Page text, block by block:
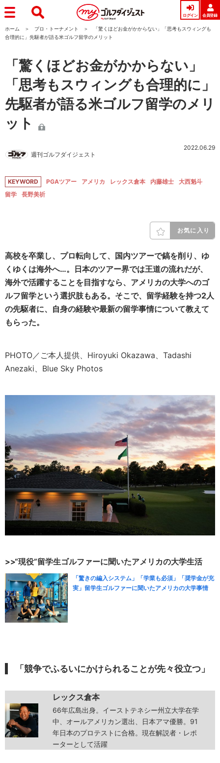
ログイン 会員登録
ホーム プロ・トーナメント
「驚くほどお金がかからない」「思考もスウィングも
合理的に」先駆者が語る米ゴルフ留学のメリット
「驚くほどお金がかからない」
「思考もスウィングも合理的に」
先駆者が語る米ゴルフ留学のメリ
ット
週刊ゴルフダイジェスト
2022.06.29
KEYWORD PGAツアー アメリカ レックス倉本 内藤雄士
大西魁斗
留学
長野美祈
お気に入り
高校を卒業し、プロ転向して、国内ツアーで鎬を削り、ゆ
くゆくは海外へ…。日本のツアー界では王道の流れだが、
海外で活躍することを目指すなら、アメリカの大学へのゴ
ルフ留学という選択肢もある。そこで、留学経験を持つ2人
の先駆者に、自身の経験や最新の留学事情について教えて
もらった。
PHOTO／ご本人提供、Hiroyuki Okazawa、Tadashi
Anezaki、Blue Sky Photos
>>“現役”留学生ゴルファーに聞いたアメリカの大学生活
「驚きの編入システム」「学業も必須」「奨学金が充
実」留学生ゴルファーに聞いたアメリカの大学事情
「競争でふるいにかけられることが先々役立つ」
レックス倉本
66年広島出身。イーストテネシー州立大学在学
中、オールアメリカン選出、日本アマ優勝。91
年日本のプロテストに合格。現在解説者・レポ
ーターとして活躍